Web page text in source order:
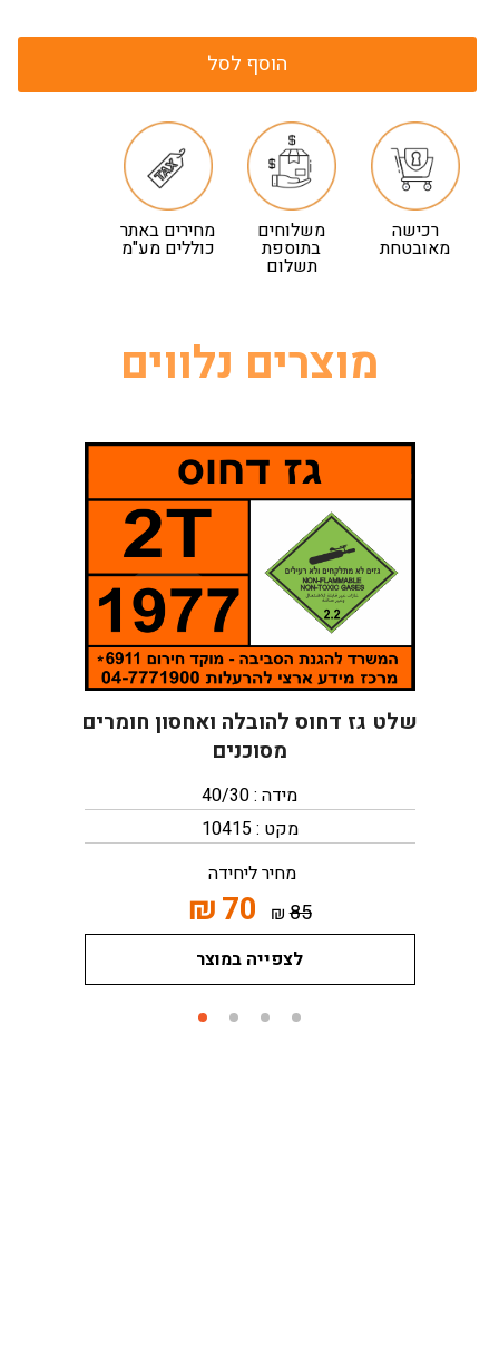
הוסף לסל
רכישה
מאובטחת
משלוחים
בתוספת
תשלום
מחירים באתר
כוללים מע"מ
מוצרים נלווים
שלט גז דחוס להובלה ואחסון חומרים
מסוכנים
מידה : 40/30
מקט : 10415
מחיר ליחידה
85
₪
70
₪
לצפייה במוצר